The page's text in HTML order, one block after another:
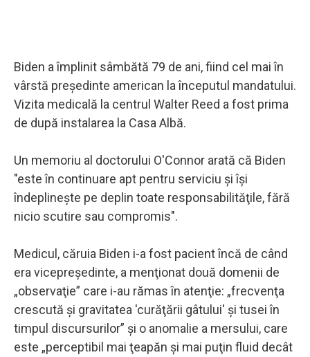
Biden a împlinit sâmbătă 79 de ani, fiind cel mai în
vârstă preşedinte american la începutul mandatului.
Vizita medicală la centrul Walter Reed a fost prima
de după instalarea la Casa Albă.
Un memoriu al doctorului O'Connor arată că Biden
"este în continuare apt pentru serviciu şi îşi
îndeplineşte pe deplin toate responsabilităţile, fără
nicio scutire sau compromis".
Medicul, căruia Biden i-a fost pacient încă de când
era vicepreşedinte, a menţionat două domenii de
„observaţie” care i-au rămas în atenţie: „frecvenţa
crescută şi gravitatea 'curăţării gâtului' şi tusei în
timpul discursurilor” şi o anomalie a mersului, care
este „perceptibil mai ţeapăn şi mai puţin fluid decât